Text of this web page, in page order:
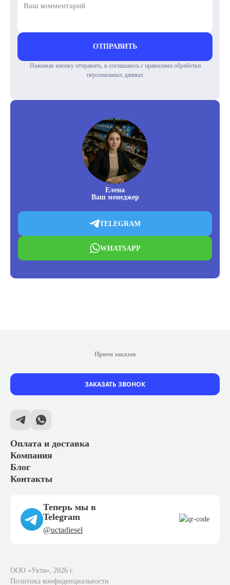
ОТПРАВИТЬ
Нажимая кнопку отправить, я соглашаюсь с правилами обработки
персональных данных
Елена
Ваш менеджер
TELEGRAM
WHATSAPP
Оплата и доставка
Компания
Блог
Контакты
Прием заказов
ЗАКАЗАТЬ ЗВОНОК
Теперь мы в
Telegram
@uctadiesel
ООО «Укта», 2026 г.
Политика конфиденциальности